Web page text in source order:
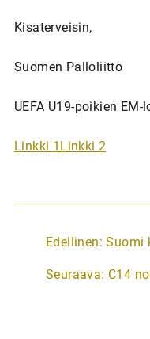
Kisaterveisin,
Suomen Palloliitto
UEFA U19-poikien
Linkki 1 Linkki 2
A
t
Edellinen: Suomi
Seuraava: C14